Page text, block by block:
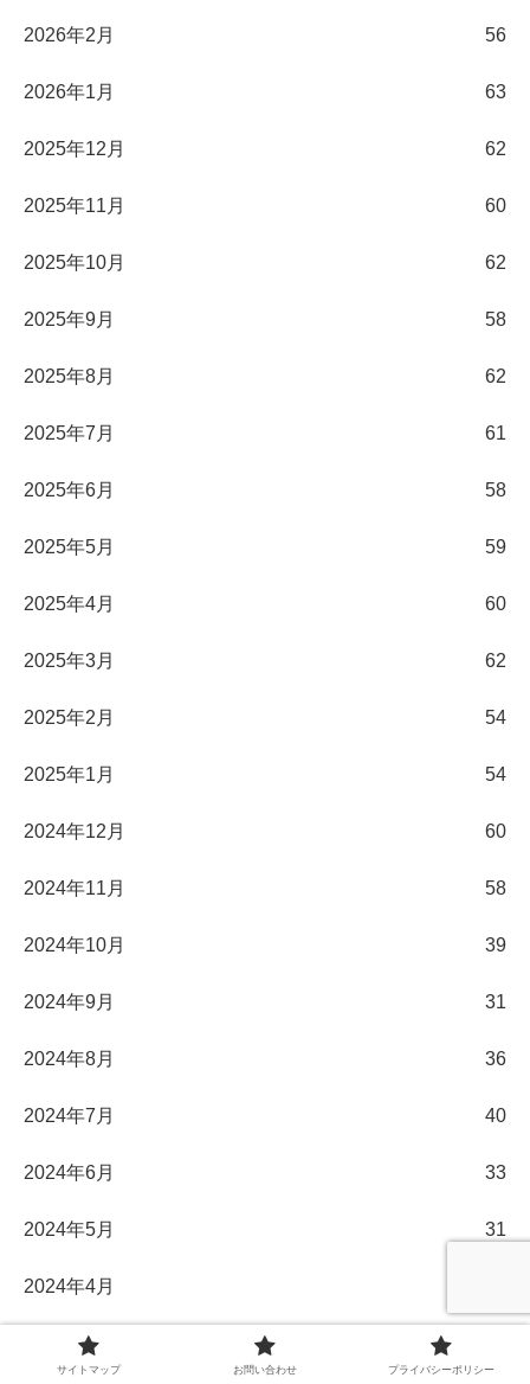
2026年2月 56
2026年1月 63
2025年12月 62
2025年11月 60
2025年10月 62
2025年9月 58
2025年8月 62
2025年7月 61
2025年6月 58
2025年5月 59
2025年4月 60
2025年3月 62
2025年2月 54
2025年1月 54
2024年12月 60
2024年11月 58
2024年10月 39
2024年9月 31
2024年8月 36
2024年7月 40
2024年6月 33
2024年5月 31
2024年4月
2024年3月
サイトマップ お問い合わせ プライバシーポリシー